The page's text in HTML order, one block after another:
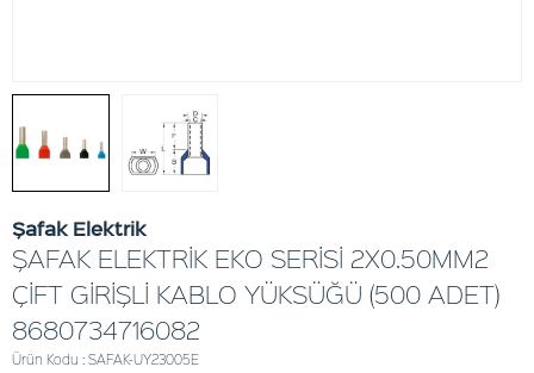
Şafak Elektrik
ŞAFAK ELEKTRİK EKO SERİSİ 2X0.50MM2
ÇİFT GİRİŞLİ KABLO YÜKSÜĞÜ (500 ADET)
8680734716082
Ürün Kodu : SAFAK-UY23005E